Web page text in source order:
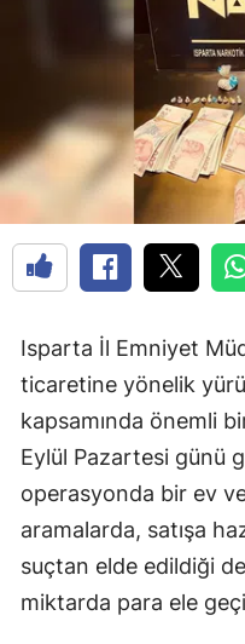
Isparta İl Emniyet
ticaretine yönelik
kapsamında önemli
Eylül Pazartesi günü
operasyonda bir ev
aramalarda, satışa
suçtan elde edildiği
miktarda para ele